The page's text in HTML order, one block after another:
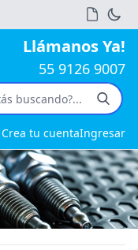
Llámanos Ya!
55 9126 9007
Crea tu cuentaIngresar